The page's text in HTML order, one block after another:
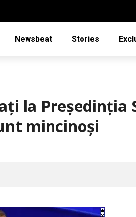
Newsbeat Stories
la Preşedinţia
mincinoşi